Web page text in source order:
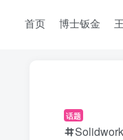
首页 博士钣金
话题
Solidwork